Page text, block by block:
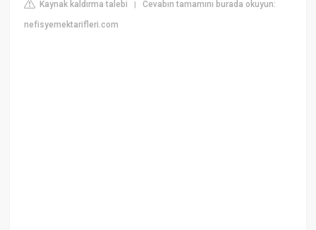
Kaynak kaldırma talebi |Cevabın tamamını burada okuyun:
nefisyemektarifleri.com